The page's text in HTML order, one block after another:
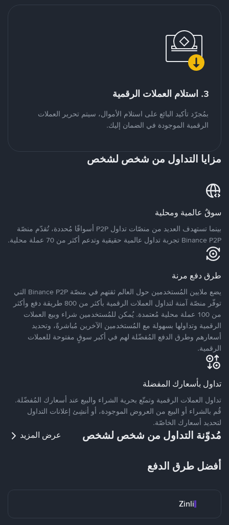
3. استلام العملات الرقمية
بمُجرّد تأكيد البائع على استلام الأموال، سيتم تحرير العملات
الرقمية الموجودة في الضمان إليك.
مزايا التداول من شخص لشخص
سوقٌ عالمية ومحلية
بينما تستهدف العديد من منصّات تداول P2P أسواقًا مُحددة، تُقدّم منصّة
Binance P2P تجربة تداول عالمية حقيقية وتدعم أكثر من 70 عملة محلية.
طرق دفع مرنة
يضع ملايين المُستخدمين حول العالم ثقتهم في منصّة Binance P2P التي
توفّر منصّة آمنة لتداول العملات الرقمية بأكثر من 800 طريقة دفع وأكثر
من 100 عملة محلية مُعتمدة. يُمكن للمُستخدمين شراء وبيع العملات
الرقمية وتداولها بسهولة مع المُستخدمين الآخرين مُباشرةً، وتحديد
أسعارهم وطرق الدفع المُفضّلة لهم في أكبر سوقٍ مفتوحة للعملات
الرقمية.
تداول بأسعارك المفضلة
تداول العملات الرقمية وتمتّع بحرية الشراء والبيع عند أسعارك المُفضّلة.
قُم بالشراء أو البيع من العروض الموجودة، أو أنشِئ إعلانات التداول
لتحديد أسعارك الخاصّة.
مُدوّنة التداول من شخص لشخص عرض المزيد
أفضل طرق الدفع
Zinli